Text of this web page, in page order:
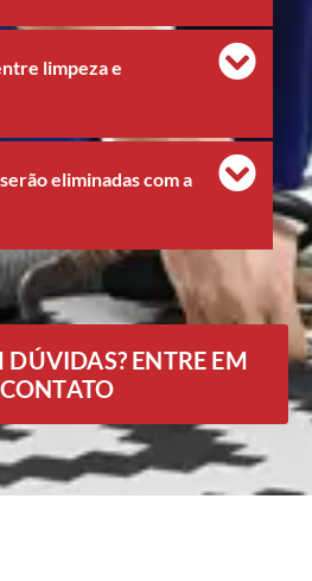
limpeza e
eliminadas com a
ENTRE EM
CONTATO